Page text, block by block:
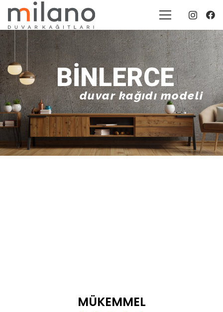
BINLERCE
duvar kağıdı modeli
MÜKEMMEL